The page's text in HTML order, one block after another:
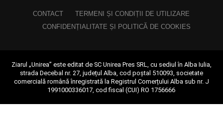
CONTACT
TERMENI ȘI CONDIȚII DE UTILIZARE
CONFIDENȚIALITATE ȘI POLITICĂ DE COOKIES
Ziarul „Unirea” este editat de SC Unirea Pres SRL, cu sediul în Alba Iulia,
strada Decebal nr. 27, județul Alba, cod poștal 510093, societate
comercială română înregistrată la Registrul Comerțului Alba sub nr. J
1991000336017, cod fiscal (CUI) RO 1756666